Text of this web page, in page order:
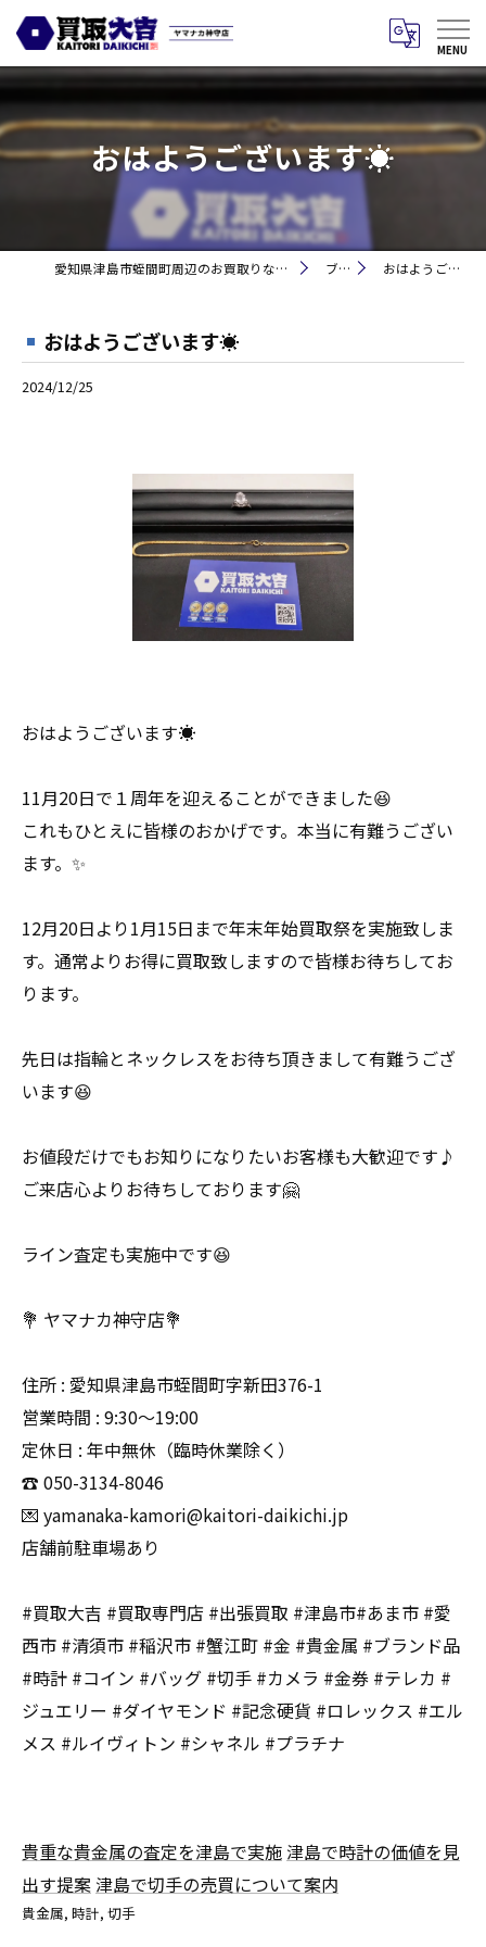
おはようございます☀
愛知県津島市蛭間町周辺のお買取りなら買取大吉 ヤマナカ神守店 ブログ おはようございます☀
おはようございます☀
2024/12/25
おはようございます☀
11月20日で１周年を迎えることができました😆
これもひとえに皆様のおかげです。本当に有難うござい
ます。✨
12月20日より1月15日まで年末年始買取祭を実施致しま
す。通常よりお得に買取致しますので皆様お待ちしてお
ります。
先日は指輪とネックレスをお待ち頂きまして有難うござ
います😆
お値段だけでもお知りになりたいお客様も大歓迎です♪
ご来店心よりお待ちしております🤗
ライン査定も実施中です😆
💐 ヤマナカ神守店💐
住所 : 愛知県津島市蛭間町字新田376-1
営業時間 : 9:30〜19:00
定休日 : 年中無休（臨時休業除く）
☎️ 050-3134-8046
💌 yamanaka-kamori@kaitori-daikichi.jp
店舗前駐車場あり
#買取大吉 #買取専門店 #出張買取 #津島市#あま市 #愛
西市 #清須市 #稲沢市 #蟹江町 #金 #貴金属 #ブランド品
#時計 #コイン #バッグ #切手 #カメラ #金券 #テレカ #
ジュエリー #ダイヤモンド #記念硬貨 #ロレックス #エル
メス #ルイヴィトン #シャネル #プラチナ
貴重な貴金属の査定を津島で実施 津島で時計の価値を見
出す提案 津島で切手の売買について案内
貴金属 時計 切手